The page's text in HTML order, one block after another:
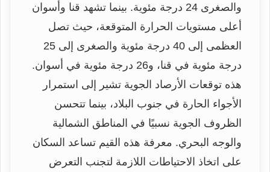
والصغرى 24 درجة مئوية. بينما تشهد قنا وأسوان
أعلى مستويات الحرارة المتوقعة، حيث تصل
العظمى إلى 40 درجة مئوية والصغرى إلى 25
درجة مئوية في قنا، و26 درجة مئوية في أسوان.
هذه توقعات الأرصاد الجوية تشير إلى استمرار
الأجواء الحارة في جنوب البلاد، بينما تتحسن
الظروف الجوية نسبيًا في المناطق الشمالية
والوجه البحري. معرفة هذه القيم تساعد السكان
على اتخاذ الاحتياطات اللازمة لتجنب التعرض